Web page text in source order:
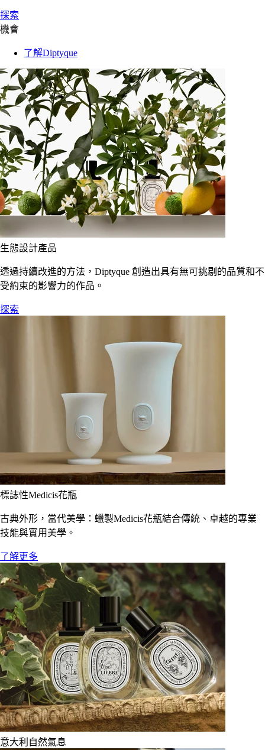
探索
機會
了解Diptyque
生態設計產品
透過持續改進的方法，Diptyque 創造出具有無可挑剔的品質和不
受約束的影響力的作品。
探索
標誌性Medicis花瓶
古典外形，當代美學：蠟製Medicis花瓶結合傳統、卓越的專業
技能與實用美學。
了解更多
意大利自然氣息